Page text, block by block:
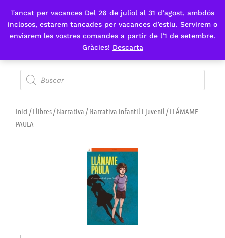
Tancat per vacances Del 26 de juliol al 31 d’agost, ambdós
inclosos, estarem tancades per vacances d’estiu. Servirem o
enviarem les vostres comandes a partir de l’1 de setembre.
Gràcies! Descarta
Fes-te'n sòcia
Inici /Llibres/Narrativa /Narrativa infantil i juvenil / LLÁMAME
PAULA